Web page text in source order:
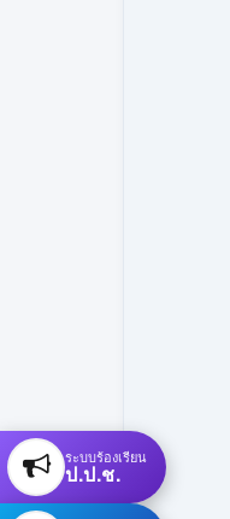
ระบบร้องเรียน
ป.ป.ช.